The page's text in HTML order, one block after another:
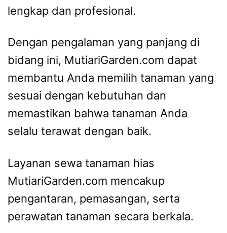
lengkap dan profesional.
Dengan pengalaman yang panjang di
bidang ini, MutiariGarden.com dapat
membantu Anda memilih tanaman yang
sesuai dengan kebutuhan dan
memastikan bahwa tanaman Anda
selalu terawat dengan baik.
Layanan sewa tanaman hias
MutiariGarden.com mencakup
pengantaran, pemasangan, serta
perawatan tanaman secara berkala.